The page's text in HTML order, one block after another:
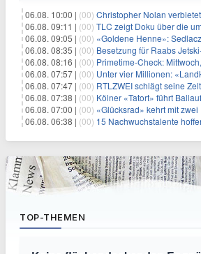
06.08. 10:00 | (00) Christopher Nolan
06.08. 09:11 | (00) TLC zeigt Doku über die
06.08. 09:05 | (00) «Goldene Henne»:
06.08. 08:35 | (00) Besetzung für Raabs
06.08. 08:16 | (00) Primetime-Check:
06.08. 07:57 | (00) Unter vier Millionen: «Landkrimi»
06.08. 07:47 | (00) RTLZWEI schlägt seine
06.08. 07:38 | (00) Kölner «Tatort» führt Ballauf
06.08. 07:00 | (00) «Glücksrad» kehrt mit zwei
06.08. 06:38 | (00) 15 Nachwuchstalente hoffen auf
TOP-THEMEN